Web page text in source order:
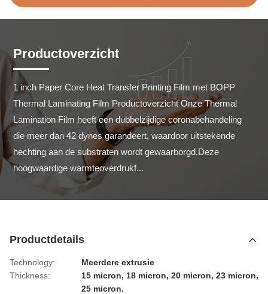
Productoverzicht
1 inch Paper Core Heat Transfer Printing Film met BOPP
Thermal Laminating Film Productoverzicht Onze Thermal
Lamination Film heeft een dubbelzijdige coronabehandeling
die meer dan 42 dynes garandeert, waardoor uitstekende
hechting aan de substraten wordt gewaarborgd.Deze
hoogwaardige warmteoverdrukf...
Productdetails
Technology:
Meerdere extrusie
Thickness:
15 micron, 18 micron, 20 micron, 23 micron,
25 micron.